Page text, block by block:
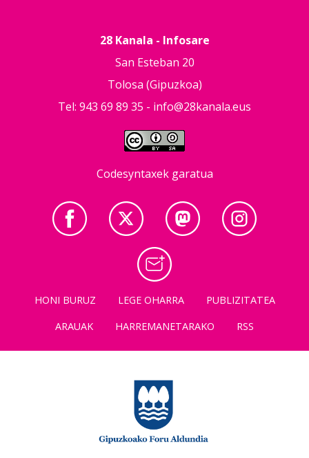
28 Kanala - Infosare
San Esteban 20
Tolosa (Gipuzkoa)
Tel: 943 69 89 35 - info@28kanala.eus
Codesyntaxek garatua
HONI BURUZ LEGE OHARRA
PUBLIZITATEA
ARAUAK
HARREMANETARAKO RSS